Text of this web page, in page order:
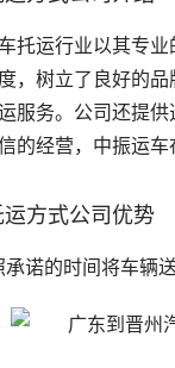
托运行业以其专
，树立了良好的
服务。公司还提
的经营，中振运车
方式公司优势
诺的时间将车辆